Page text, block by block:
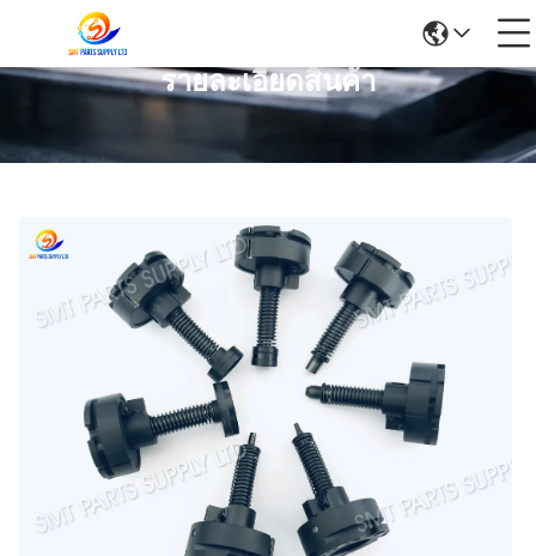
รายละเอียดสินค้า